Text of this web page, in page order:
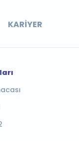
KARIYER